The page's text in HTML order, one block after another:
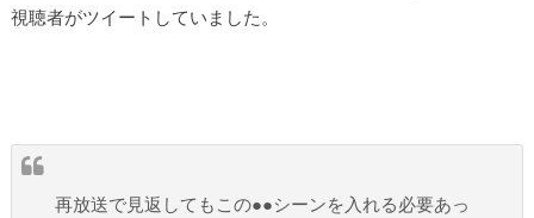
視聴者がツイートしていました。
再放送で見返してもこの●●シーンを入れる必要あっ